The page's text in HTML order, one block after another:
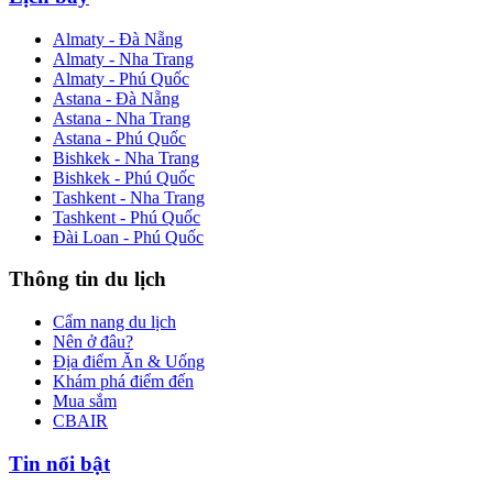
Almaty - Đà Nẵng
Almaty - Nha Trang
Almaty - Phú Quốc
Astana - Đà Nẵng
Astana - Nha Trang
Astana - Phú Quốc
Bishkek - Nha Trang
Bishkek - Phú Quốc
Tashkent - Nha Trang
Tashkent - Phú Quốc
Đài Loan - Phú Quốc
Thông tin du lịch
Cẩm nang du lịch
Nên ở đâu?
Địa điểm Ăn & Uống
Khám phá điểm đến
Mua sắm
CBAIR
Tin nổi bật